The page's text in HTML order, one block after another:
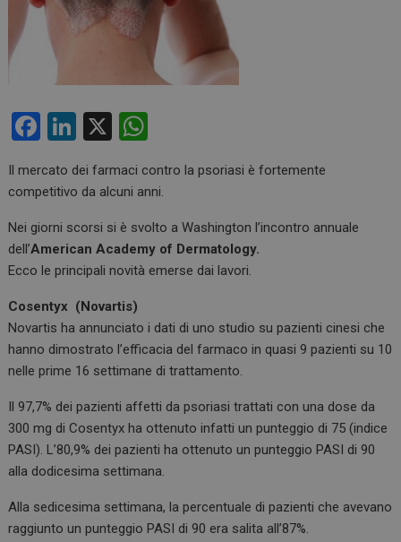
F
ce
o
o
k
Li
ke
n
X
at
A
p
Il mercato dei farmaci contro la psoriasi è fortemente
competitivo da alcuni anni.
Nei giorni scorsi si è svolto a Washington l’incontro annuale
dell’American Academy of Dermatology.
Ecco le principali novità emerse dai lavori.
Cosentyx (Novartis)
Novartis ha annunciato i dati di uno studio su pazienti cinesi che
hanno dimostrato l’efficacia del farmaco in quasi 9 pazienti su 10
nelle prime 16 settimane di trattamento.
Il 97,7% dei pazienti affetti da psoriasi trattati con una dose da
300 mg di Cosentyx ha ottenuto infatti un punteggio di 75 (indice
PASI). L’80,9% dei pazienti ha ottenuto un punteggio PASI di 90
alla dodicesima settimana.
Alla sedicesima settimana, la percentuale di pazienti che avevano
raggiunto un punteggio PASI di 90 era salita all’87%.